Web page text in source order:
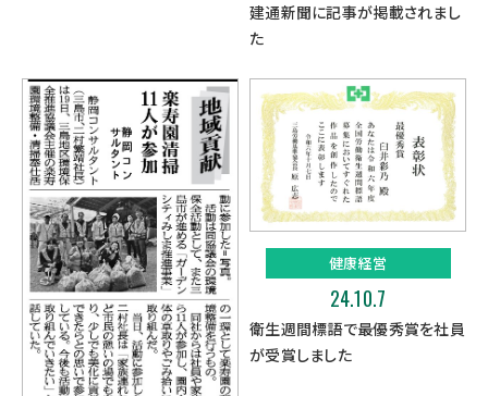
建通新聞に記事が掲載されまし
た
健康経営
24.10.7
衛生週間標語で最優秀賞を社員
が受賞しました